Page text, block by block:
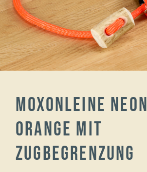
Moxonleine neon
orange mit
Zugbegrenzung